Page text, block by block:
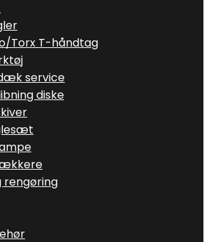
Torx T-håndtag
service
diske
rengøring